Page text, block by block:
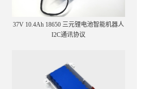
37V 10.4Ah 18650 三元锂电池智能机器人
I2C通讯协议